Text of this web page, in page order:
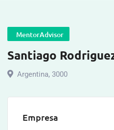
MentorAdvisor
Santiago
Argentina, 3000
Empresa